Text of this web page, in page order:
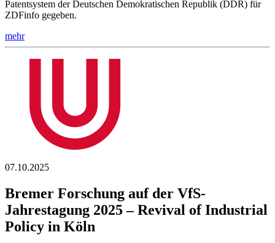
Patentsystem der Deutschen Demokratischen Republik (DDR) für
ZDFinfo gegeben.
mehr
07.10.2025
Bremer Forschung auf der VfS-
Jahrestagung 2025 – Revival of Industrial
Policy in Köln